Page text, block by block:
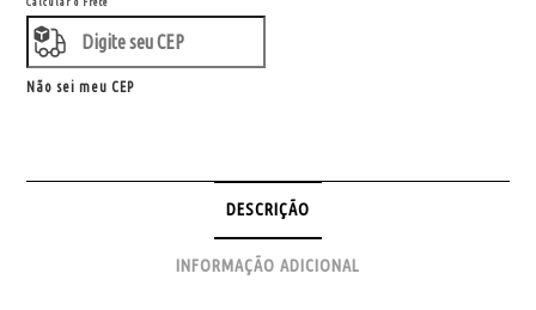
Não sei meu CEP
DESCRIÇÃO
INFORMAÇÃO ADICIONAL